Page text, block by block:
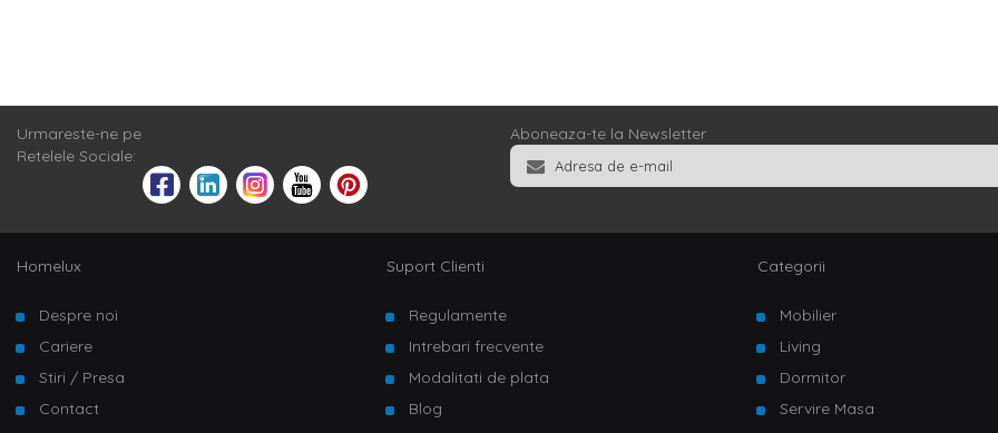
Urmareste-ne pe
Retelele Sociale:
Aboneaza-te la Newsletter
Homelux
Despre noi
Cariere
Stiri / Presa
Contact
Suport Clienti
Regulamente
Intrebari frecvente
Modalitati de plata
Blog
Categorii
Mobilier
Living
Dormitor
Servire Masa